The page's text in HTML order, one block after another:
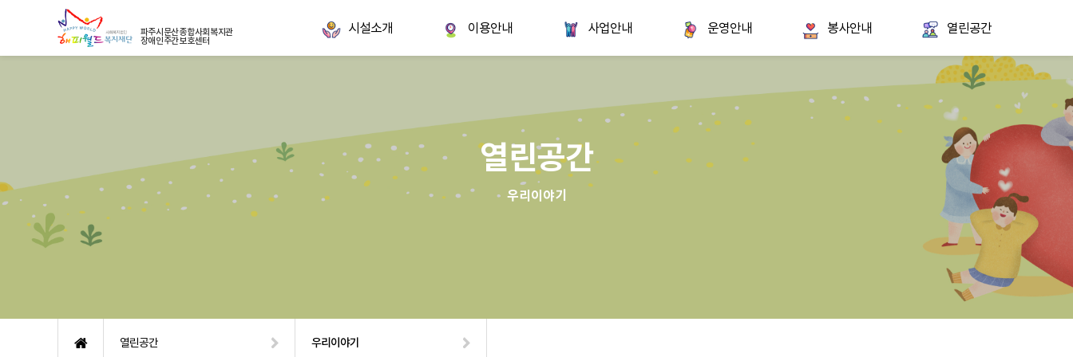
파주시문산종합사회복지관
장애인주간보호센터
시설소개 이용안내 사업안내 운영안내 봉사안내 열린공간
열린공간
우리이야기
열린공간 우리이야기